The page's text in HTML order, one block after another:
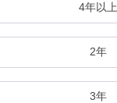
4年以上
2年
3年